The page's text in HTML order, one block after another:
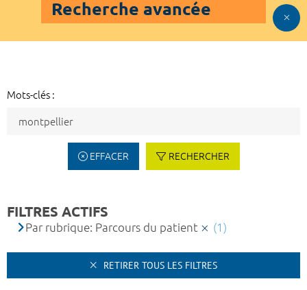
Recherche avancée
Mots-clés :
EFFACER RECHERCHER
FILTRES ACTIFS
Par rubrique: Parcours du patient (1)
RETIRER TOUS LES FILTRES